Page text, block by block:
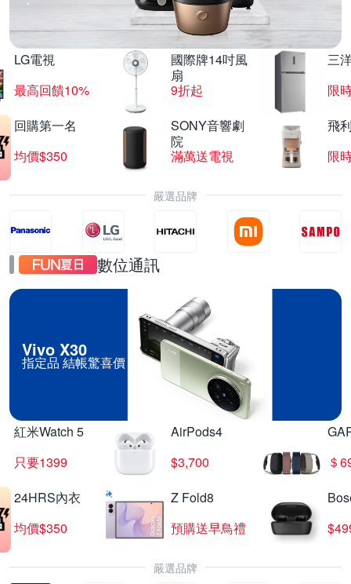
LG電視
最高回饋10%
國際牌14吋風
扇
9折起
三
限
回購第一名
均價$350
SONY音響劇
院
滿萬送電視
飛
限
嚴選品牌
數位通訊
Vivo X30
指定品 結帳驚喜價
紅米Watch 5
只要1399
AirPods4
$3,700
＄
24HRS內衣
均價$350
Z Fold8
預購送早鳥禮
嚴選品牌